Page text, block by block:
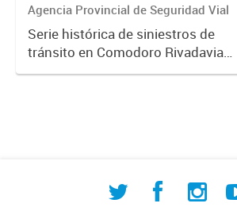
Agencia Provincial de Seguridad Vial
Serie histórica de siniestros de
tránsito en Comodoro Rivadavia
clasificados por gravedad: con